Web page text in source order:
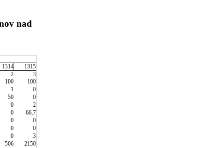
nad
1314
1315
2
3
100
100
1
0
50
0
0
2
0
66,7
0
0
0
0
0
3
506
2150